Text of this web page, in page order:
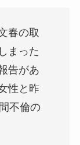
春の取
まった
告があ
性と昨
不倫の